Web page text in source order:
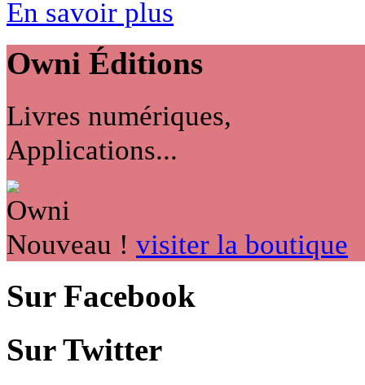
En savoir plus
Owni Éditions
Livres numériques,
Applications...
Nouveau ! visiter la boutique
Sur Facebook
Sur Twitter